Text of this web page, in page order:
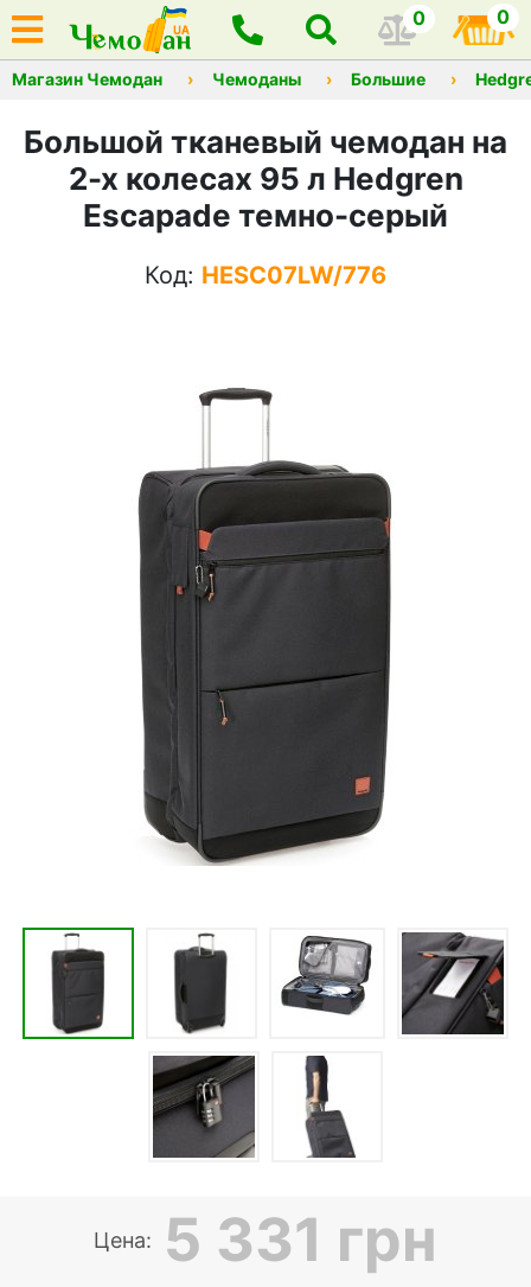
0 0
Магазин Чемодан Чемоданы Большие
Большой тканевый чемодан на
2-х колесах 95 л Hedgren
Escapade темно-серый
Код: HESC07LW/776
Цена: 5 331 грн